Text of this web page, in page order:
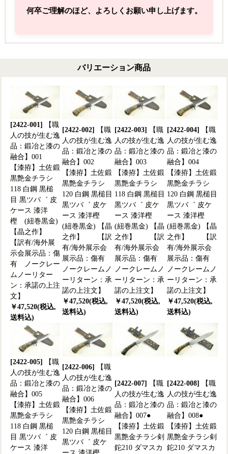
何卒ご理解のほど、よろしくお願い申し上げます。
バリエーション商品
[2422-001]
【職
人の技が生む逸
品：鍛冶と漆の
融合】001
【漆拵】土佐鍛
黒艶金チラシ
118 白鋼 黒槌
目 黒ツバ゛ 皮
ケース 漆洋
樫 (紐巻黒金)
【晶之作】
【訳有/海外展
示会展示品：傷
有 ノークレー
ムノーリター
ン：承諾の上注
文】
￥47,520(税込,
送料込)
[2422-002]
【職
人の技が生む逸
品：鍛冶と漆の
融合】002
【漆拵】土佐鍛
黒艶金チラシ
120 白鋼 黒槌目
黒ツバ゛ 皮ケ
ース 漆洋樫
(紐巻黒金) 【晶
之作】 【訳
有/海外展示会
展示品：傷有
ノークレームノ
ーリターン：承
諾の上注文】
￥47,520(税込,
送料込)
[2422-003]
【職
人の技が生む逸
品：鍛冶と漆の
融合】003
【漆拵】土佐鍛
黒艶金チラシ
118 白鋼 黒槌目
黒ツバ゛ 皮ケ
ース 漆洋樫
(紐巻黒金) 【晶
之作】 【訳
有/海外展示会
展示品：傷有
ノークレームノ
ーリターン：承
諾の上注文】
￥47,520(税込,
送料込)
[2422-004]
【職
人の技が生む逸
品：鍛冶と漆の
融合】004
【漆拵】土佐鍛
黒艶金チラシ
120 白鋼 黒槌目
黒ツバ゛ 皮ケ
ース 漆洋樫
(紐巻黒金) 【晶
之作】 【訳
有/海外展示会
展示品：傷有
ノークレームノ
ーリターン：承
諾の上注文】
￥47,520(税込,
送料込)
[2422-005]
【職
人の技が生む逸
品：鍛冶と漆の
融合】005
【漆拵】土佐鍛
黒艶金チラシ
118 白鋼 黒槌
目 黒ツバ゛ 皮
ケース 漆洋
[2422-006]
【職
人の技が生む逸
品：鍛冶と漆の
融合】006
【漆拵】土佐鍛
黒艶金チラシ
120 白鋼 黒槌目
黒ツバ゛ 皮ケ
[2422-007]
【職
人の技が生む逸
品：鍛冶と漆の
融合】007●
【漆拵】土佐鍛
黒艶金チラシ剣
鉈210 ダマスカ
[2422-008]
【職
人の技が生む逸
品：鍛冶と漆の
融合】008●
【漆拵】土佐鍛
黒艶金チラシ剣
鉈210 ダマスカ